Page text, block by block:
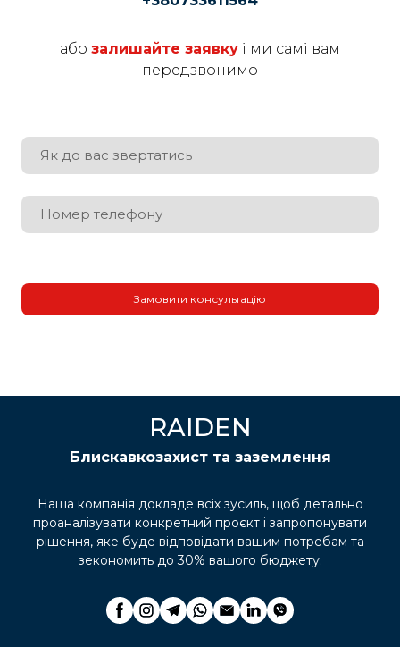
або залишайте заявку і ми самі вам
передзвонимо
Замовити консультацію
RAIDEN
Блискавкозахист та заземлення
Наша компанія докладе всіх зусиль, щоб детально
проаналізувати конкретний проєкт і запропонувати
рішення, яке буде відповідати вашим потребам та
зекономить до 30% вашого бюджету.